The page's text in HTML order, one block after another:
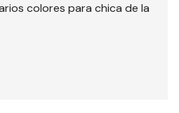
colores para chica de la